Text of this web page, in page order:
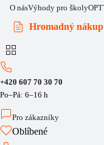
O násVýhody pro školy
Hromadný nákup
+420 607 70 30 70
Po–Pá: 6–16 h
Pro zákazníky
Oblíbené